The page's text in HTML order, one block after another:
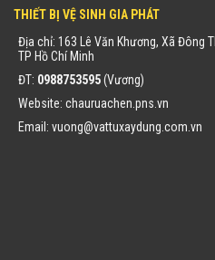
THIẾT BỊ VỆ SINH GIA PHÁT
Địa chỉ: 163 Lê Văn Khương, Xã Đông
TP Hồ Chí Minh
ĐT: 0988753595(Vương)
Website: chauruachen.pns.vn
Email: vuong@vattuxaydung.com.vn